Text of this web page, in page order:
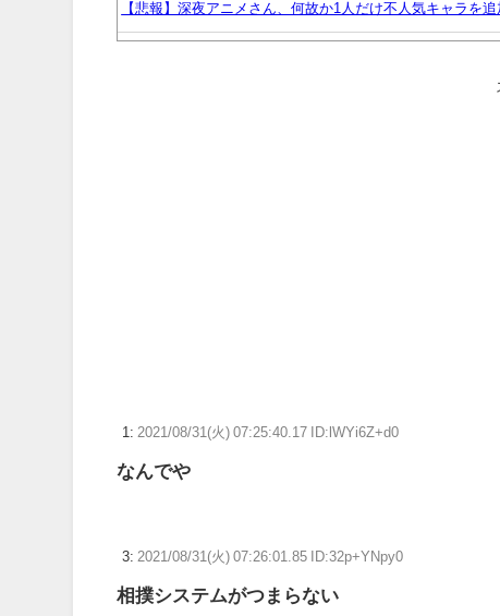
【悲報】深夜アニメさん、何故か1人だけ不人気キャラを
1: 2021/08/31(火) 07:25:40.17 ID:lWYi6Z+d0
なんでや
3: 2021/08/31(火) 07:26:01.85 ID:32p+YNpy0
相撲システムがつまらない